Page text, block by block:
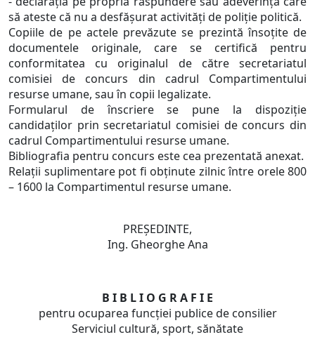
să ateste că nu a desfăşurat activităţi de poliţie politică.
Copiile de pe actele prevăzute se prezintă însoţite de
documentele originale, care se certifică pentru
conformitatea cu originalul de către secretariatul
comisiei de concurs din cadrul Compartimentului
resurse umane, sau în copii legalizate.
Formularul de înscriere se pune la dispoziţie
candidaţilor prin secretariatul comisiei de concurs din
cadrul Compartimentului resurse umane.
Bibliografia pentru concurs este cea prezentată anexat.
Relaţii suplimentare pot fi obţinute zilnic între orele 800
– 1600 la Compartimentul resurse umane.
PREŞEDINTE,
Ing. Gheorghe Ana
B I B L I O G R A F I E
pentru ocuparea funcţiei publice de consilier
Serviciul cultură, sport, sănătate